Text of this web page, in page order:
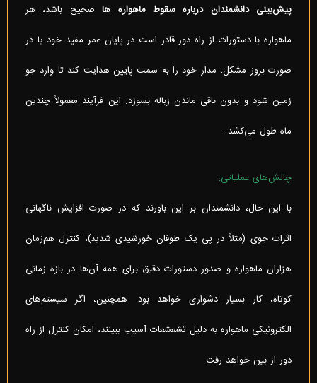
پیش‌بینی دانشمندان درباره سقوط ماهواره هاصحیح باشد، هر
ماهواره با دستورات از راه دور قادر است در پایان عمر مفید خود یا در
صورت بروز مشکل، مدار خود را به سمت پایین هدایت کند تا وارد جو
زمین شود و بدون باقی ماندن زباله بسوزد. این فرآیند معمولاً چندین
ماه طول می‌کشد.
چالش‌های عملیاتی:
با این حال، دانشمندان بر این باورند که در صورت افزایش ناگهانی
اثرات جوی (مثلاً در پی یک طوفان خورشیدی شدید)، کنترل هم‌زمان
هزاران ماهواره و صدور دستورات دقیق برای همه آن‌ها در بازه زمانی
کوتاه، کار بسیار دشواری خواهد بود. همچنین، اگر سیستم‌های
الکترونیکی ماهواره به دلیل تشعشعات آسیب ببینند، امکان کنترل از راه
دور از بین خواهد رفت.